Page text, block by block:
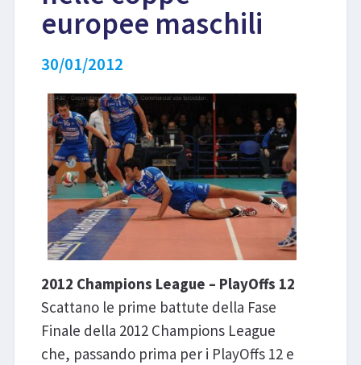
europee maschili
30/01/2012
2012 Champions League – PlayOffs 12
Scattano le prime battute della Fase
Finale della 2012 Champions League
che, passando prima per i PlayOffs 12 e